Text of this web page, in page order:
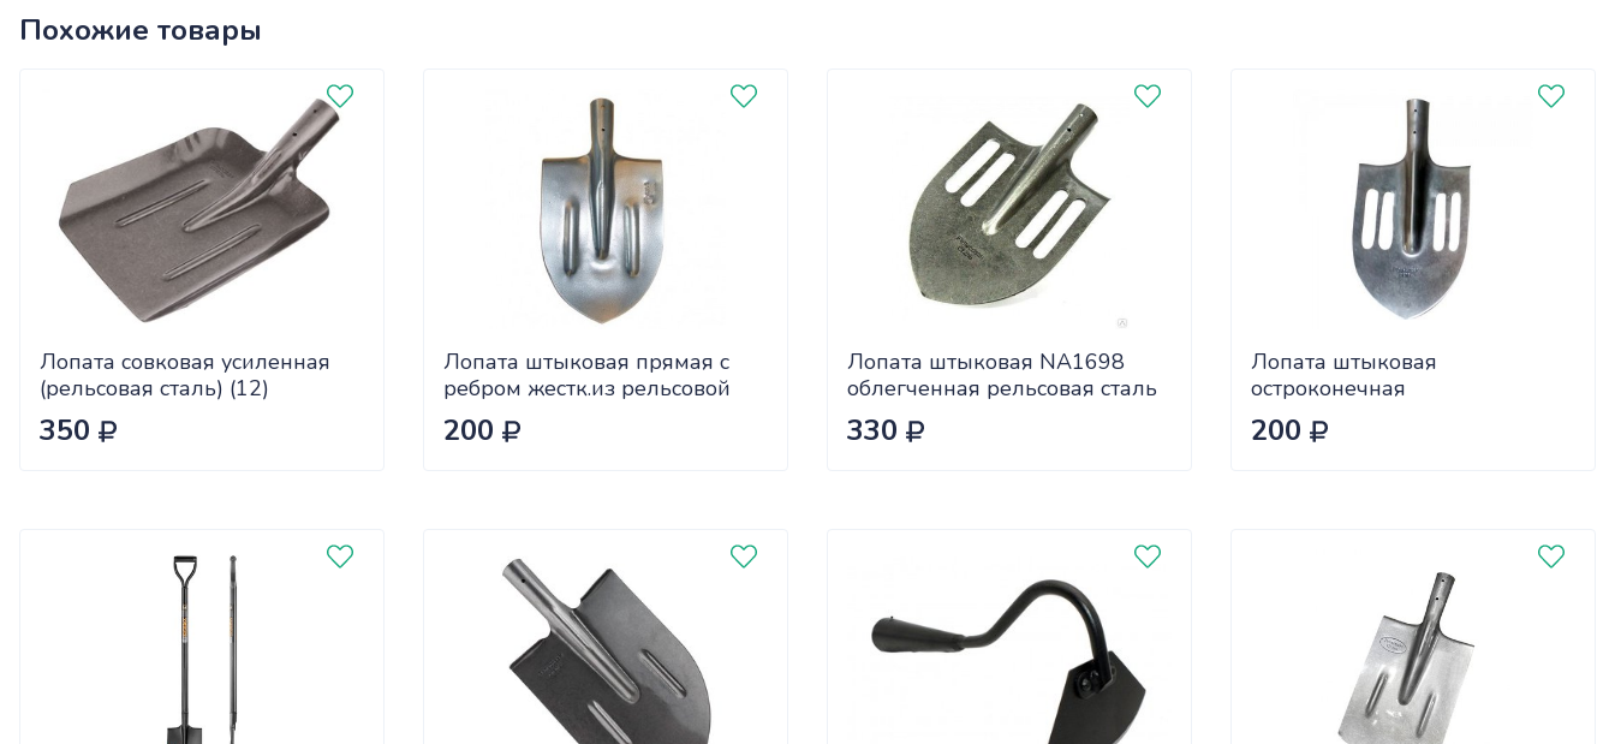
Похожие товары
Лопата совковая усиленная
(рельсовая сталь) (12)
350
Лопата штыковая прямая с
ребром жестк.из рельсовой
стали (12)
200
Лопата штыковая NA1698
облегченная рельсовая сталь
САДОВИТА (12)
330
Лопата штыковая
остроконечная
ОБЛЕГЧЕННАЯ г.Бор
200